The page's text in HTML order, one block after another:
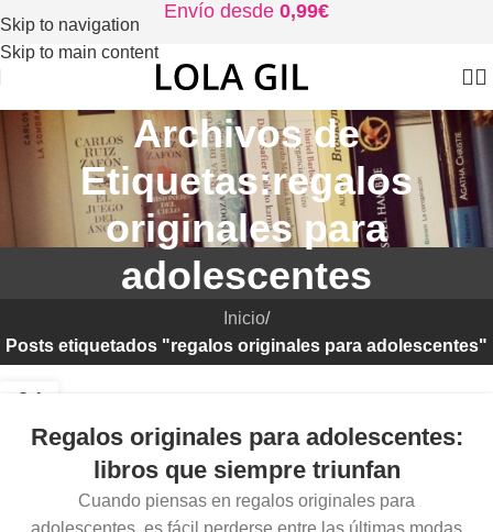
Skip to navigation
Skip to main content
Envío desde 0,99€
Archivos de
Etiquetas:regalos
originales para
adolescentes
Inicio/
Posts etiquetados "regalos originales para adolescentes"
04
Regalos originales para adolescentes:
libros que siempre triunfan
Cuando piensas en regalos originales para